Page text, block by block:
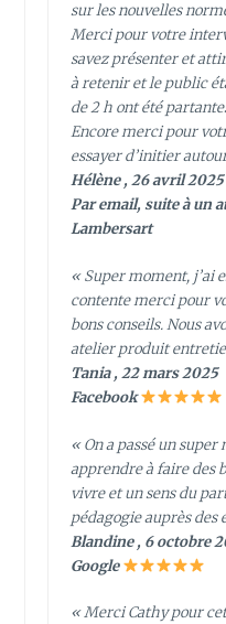
sur les nouvelles
Merci pour votre
savez présenter et
à retenir et le public
de 2 h ont été
Encore merci pour
essayer d’initier
Hélène , 26 avril 2025
Par email, suite à un
Lambersart
« Super moment, j’ai
contente merci pour
bons conseils. Nous
atelier produit
Tania , 22 mars 2025
Facebook
« On a passé un
apprendre à faire des
vivre et un sens du
pédagogie auprès
Blandine , 6 octobre
Google
« Merci Cathy pour